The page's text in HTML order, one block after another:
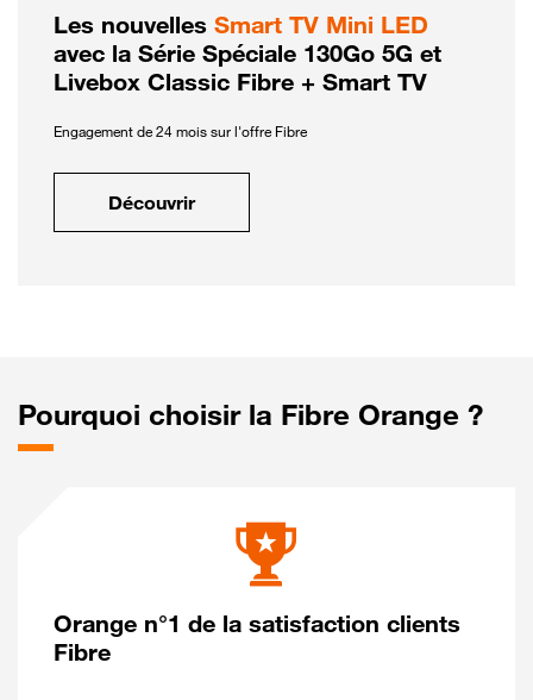
Les nouvelles Smart TV Mini LED
avec la Série Spéciale 130Go 5G et
Livebox Classic Fibre + Smart TV
Engagement de 24 mois sur l'offre Fibre
Découvrir
Pourquoi choisir la Fibre Orange ?
Orange n°1 de la satisfaction clients
Fibre